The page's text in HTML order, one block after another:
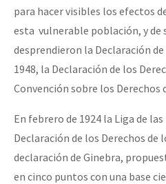
Mujeres
Niñxs
ETIQUETAS
MULTIMEDIA
Audio
Fotorreportaje
Video
Se o México sabe, que o mundo
para hacer visibles los efectos
esta vulnerable población, y de
desprendieron la Declaración
1948, la Declaración de los
Convención sobre los Derechos
En febrero de 1924 la Liga de
Declaración de los Derechos de
declaración de Ginebra,
en cinco puntos con una base